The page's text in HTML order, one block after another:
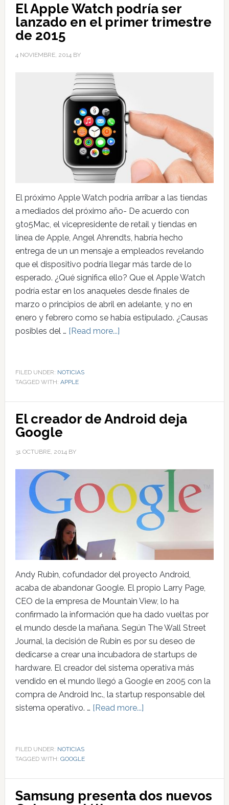
El Apple Watch podría ser
lanzado en el primer trimestre
de 2015
4 NOVIEMBRE, 2014 BY
El próximo Apple Watch podría arribar a las tiendas
a mediados del próximo año- De acuerdo con
9to5Mac, el vicepresidente de retail y tiendas en
línea de Apple, Angel Ahrendts, habría hecho
entrega de un un mensaje a empleados revelando
que el dispositivo podría llegar más tarde de lo
esperado. ¿Qué significa ello? Que el Apple Watch
podría estar en los anaqueles desde finales de
marzo o principios de abril en adelante, y no en
enero y febrero como se había estipulado. ¿Causas
posibles del … [Read more...]
FILED UNDER: NOTICIAS
TAGGED WITH: APPLE
El creador de Android deja
Google
31 OCTUBRE, 2014BY
Andy Rubin, cofundador del proyecto Android,
acaba de abandonar Google. El propio Larry Page,
CEO de la empresa de Mountain View, lo ha
confirmado la información que ha dado vueltas por
el mundo desde la mañana. Según The Wall Street
Journal, la decisión de Rubin es por su deseo de
dedicarse a crear una incubadora de startups de
hardware. El creador del sistema operativa más
vendido en el mundo llegó a Google en 2005 con la
compra de Android Inc., la startup responsable del
sistema operativo. … [Read more...]
FILED UNDER: NOTICIAS
TAGGED WITH: GOOGLE
Samsung presenta dos nuevos